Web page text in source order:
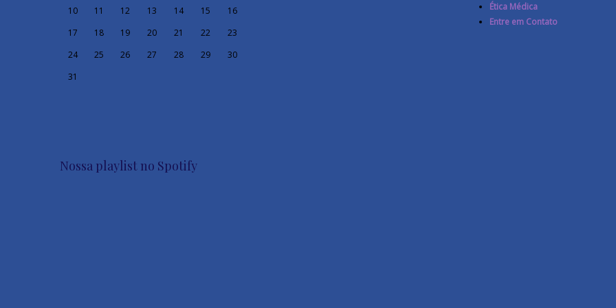
10 11 12 13 14 15
16
17
18 19 20 21 22
23
24
25 26 27 28 29
30
31
Ética Médica
Entre em Contato
Nossa playlist no Spotify